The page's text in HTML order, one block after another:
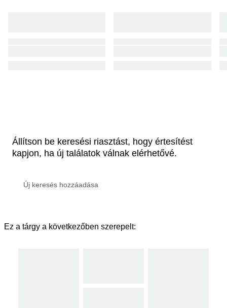
Állítson be keresési riasztást, hogy értesítést
kapjon, ha új találatok válnak elérhetővé.
Ez a tárgy a következőben szerepelt: